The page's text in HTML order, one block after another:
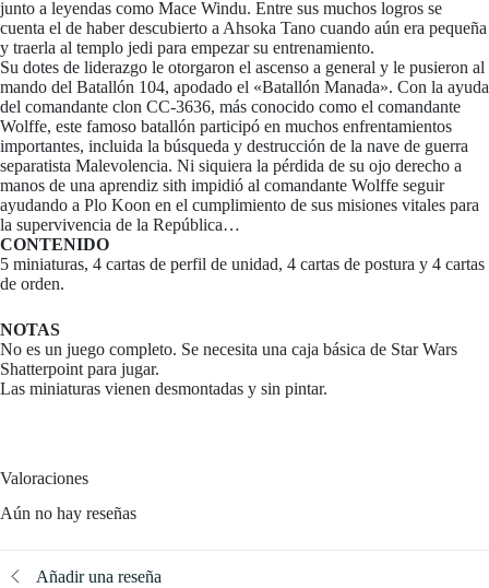
junto a leyendas como Mace Windu. Entre sus muchos logros se
cuenta el de haber descubierto a Ahsoka Tano cuando aún era pequeña
y traerla al templo jedi para empezar su entrenamiento.
Su dotes de liderazgo le otorgaron el ascenso a general y le pusieron al
mando del Batallón 104, apodado el «Batallón Manada». Con la ayuda
del comandante clon CC-3636, más conocido como el comandante
Wolffe, este famoso batallón participó en muchos enfrentamientos
importantes, incluida la búsqueda y destrucción de la nave de guerra
separatista Malevolencia. Ni siquiera la pérdida de su ojo derecho a
manos de una aprendiz sith impidió al comandante Wolffe seguir
ayudando a Plo Koon en el cumplimiento de sus misiones vitales para
la supervivencia de la República…
CONTENIDO
5 miniaturas, 4 cartas de perfil de unidad, 4 cartas de postura y 4 cartas
de orden.
NOTAS
No es un juego completo. Se necesita una caja básica de Star Wars
Shatterpoint para jugar.
Las miniaturas vienen desmontadas y sin pintar.
Valoraciones
Aún no hay reseñas
Añadir una reseña